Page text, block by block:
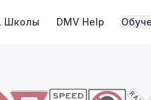
Школы DMV Help